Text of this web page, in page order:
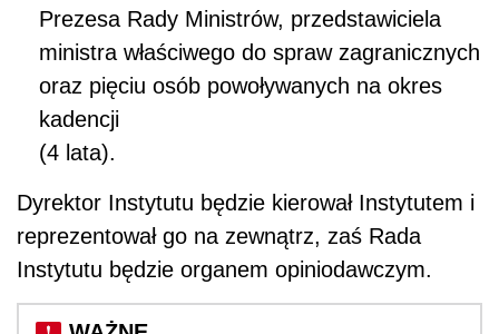
Prezesa Rady Ministrów, przedstawiciela
ministra właściwego do spraw zagranicznych
oraz pięciu osób powoływanych na okres
kadencji
(4 lata).
Dyrektor Instytutu będzie kierował Instytutem i
reprezentował go na zewnątrz, zaś Rada
Instytutu będzie organem opiniodawczym.